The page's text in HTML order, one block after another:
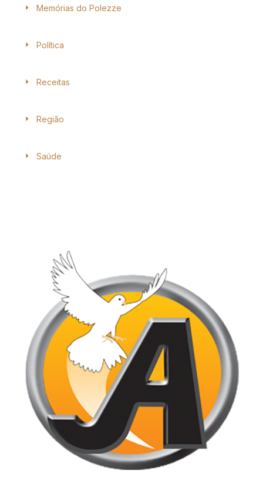
Memórias do Polezze
Política
Receitas
Região
Saúde